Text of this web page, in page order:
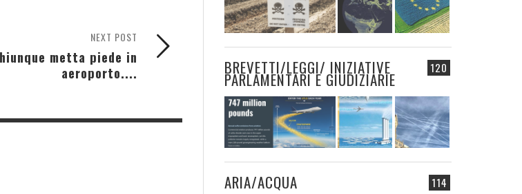
NEXT POST
metta piede in
aeroporto....
120
BREVETTI/LEGGI/ INIZIATIVE
PARLAMENTARI E GIUDIZIARIE
114
ARIA/ACQUA